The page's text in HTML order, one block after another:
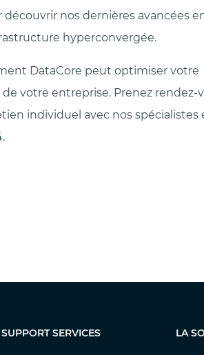
nos dernières avancées
hyperconvergée.
DataCore peut optimiser votre
votre entreprise. Prenez rendez-
individuel avec nos spécialistes
SUPPORT SERVICES LA